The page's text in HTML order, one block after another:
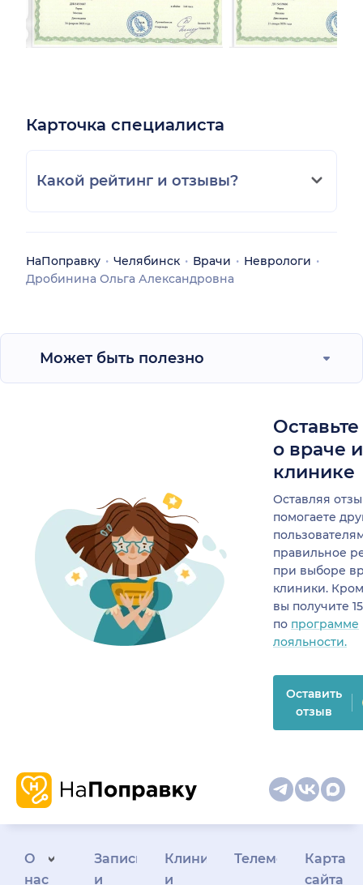
Карточка специалиста
Какой рейтинг и отзывы?
НаПоправку Челябинск Врачи
Неврологи
Дробинина Ольга Александровна
Может быть полезно
о враче
клинике
Оставляя
помогаете
правильное
при выборе
клиники.
вы получите
по программе
лояльности.
Оставить
отзыв
О
нас
Запись
и
Клиникам
и
Телемедицина
Карта
сайта